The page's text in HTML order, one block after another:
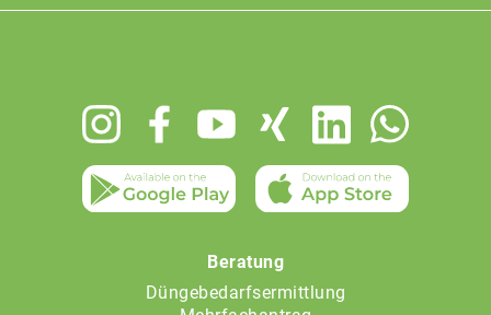
Beratung
Düngebedarfsermittlung